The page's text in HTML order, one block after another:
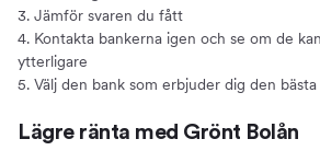
3. Jämför svaren du fått
4. Kontakta bankerna igen och se om de
ytterligare
5. Välj den bank som erbjuder dig den
Lägre ränta med Grönt Bolån